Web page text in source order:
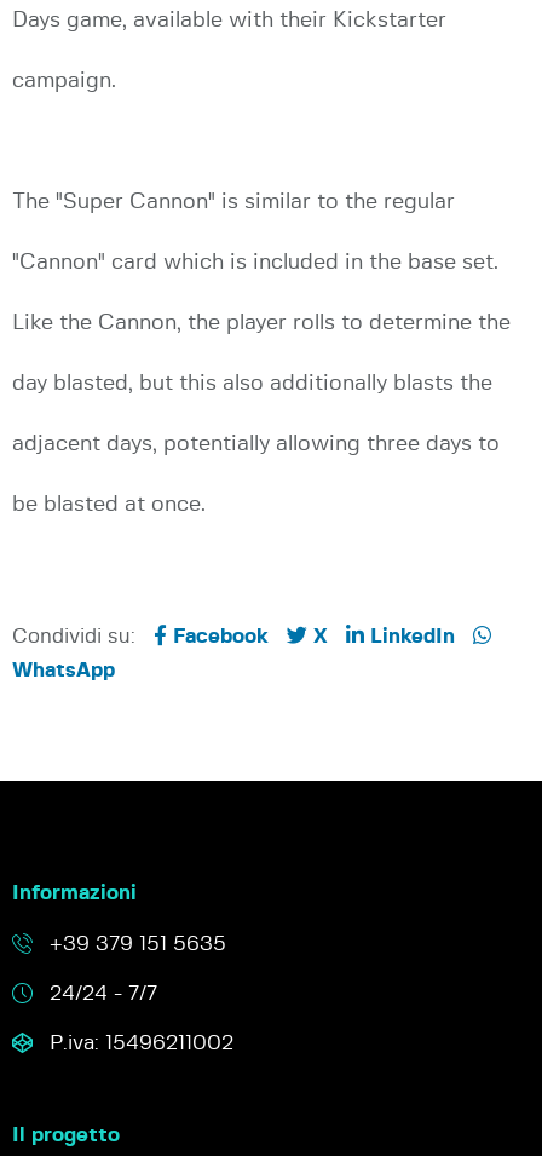
Days game, available with their Kickstarter
campaign.
The "Super Cannon" is similar to the regular
"Cannon" card which is included in the base set.
Like the Cannon, the player rolls to determine the
day blasted, but this also additionally blasts the
adjacent days, potentially allowing three days to
be blasted at once.
Condividi su: Facebook X
LinkedIn
WhatsApp
Informazioni
+39 379 151 5635
24/24 - 7/7
P.iva: 15496211002
Il progetto